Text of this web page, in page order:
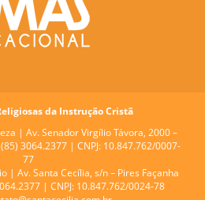
da Instrução Cristã
| Av. Senador Virgílio Távora, 2000 –
3064.2377 | CNPJ: 10.847.762/0007-
77
| Av. Santa Cecília, s/n – Pires Façanha
| CNPJ: 10.847.762/0024-78